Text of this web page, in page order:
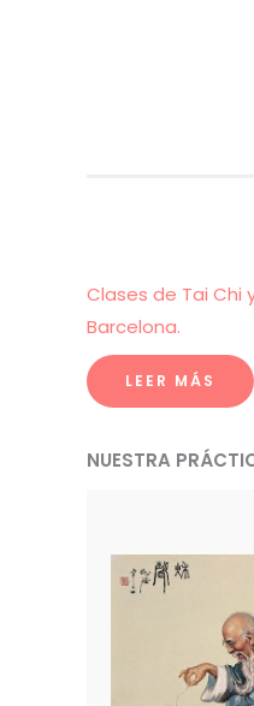
Clases de Tai Chi
Barcelona.
LEER MÁS
NUESTRA